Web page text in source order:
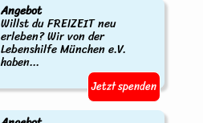
Angebot
Willst du FREIZEIT neu
erleben? Wir von der
Lebenshilfe München e.V.
haben...
Jetzt spenden